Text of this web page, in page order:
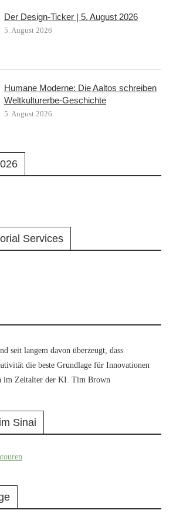
Der Design-Ticker | 5. August 2026
5. August 2026
Humane Moderne: Die Aaltos schreiben
Weltkulturerbe-Geschichte
5. August 2026
Services
seit langem davon überzeugt, dass
die beste Grundlage für Innovationen
im Zeitalter der KI. Tim Brown
Sinai